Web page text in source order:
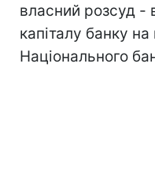
власний розсуд -
капіталу банку
Національного